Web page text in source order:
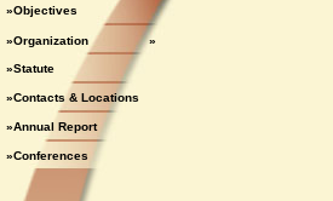
»Objectives
»Organization »
»Statute
»Contacts & Locations
»Annual Report
»Conferences